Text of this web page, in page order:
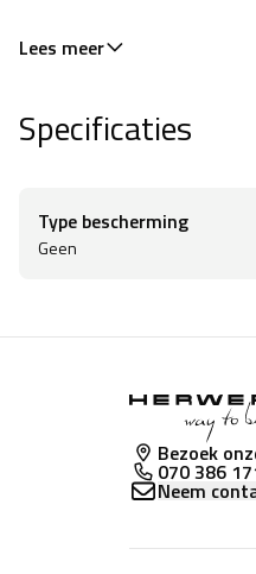
Zachte Body Geometry
van de handpalm zorgt
is soepel en duurzaam.
Lees meer
Specificaties
Type bescherming
Geen
Bezoek
070 386
Neem